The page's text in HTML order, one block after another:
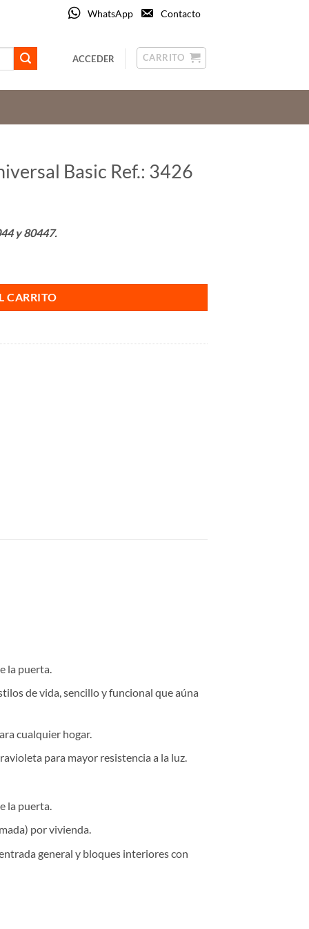
WhatsApp Contacto
ACCEDER CARRITO
Basic Ref.: 3426
y 80447.
CARRITO
la puerta.
de vida, sencillo y funcional que aúna
cualquier hogar.
para mayor resistencia a la luz.
la puerta.
por vivienda.
general y bloques interiores con